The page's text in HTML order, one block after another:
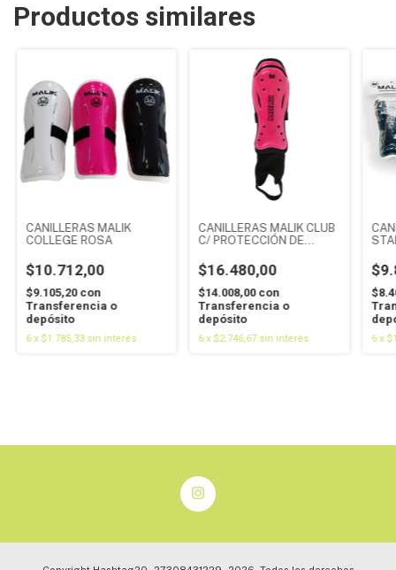
Productos similares
CANILLERAS MALIK
COLLEGE ROSA
$10.712,00
$9.105,20 con
Transferencia o
depósito
6 x$1.785,33 sin interés
CANILLERAS MALIK CLUB
C/ PROTECCIÓN DE
$16.480,00
$14.008,00 con
Transferencia o
depósito
6 x$2.746,67 sin interés 6 x